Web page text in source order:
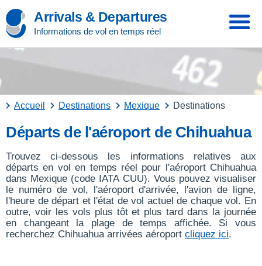
Arrivals & Departures
Informations de vol en temps réel
Accueil Destinations Mexique Destinations
Départs de l'aéroport de Chihuahua
Trouvez ci-dessous les informations relatives aux
départs en vol en temps réel pour l'aéroport Chihuahua
dans Mexique (code IATA CUU). Vous pouvez visualiser
le numéro de vol, l'aéroport d'arrivée, l'avion de ligne,
l'heure de départ et l'état de vol actuel de chaque vol. En
outre, voir les vols plus tôt et plus tard dans la journée
en changeant la plage de temps affichée. Si vous
recherchez Chihuahua arrivées aéroport cliquez ici.